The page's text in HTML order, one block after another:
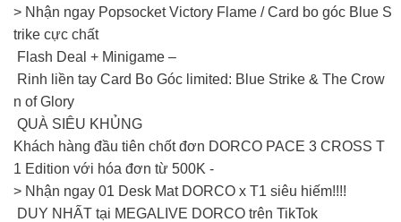
> Nhận ngay Popsocket Victory Flame / Card bo góc Blue S
trike cực chất
Flash Deal + Minigame –
Rinh liền tay Card Bo Góc limited: Blue Strike & The Crow
n of Glory
QUÀ SIÊU KHỦNG
Khách hàng đầu tiên chốt đơn DORCO PACE 3 CROSS T
1 Edition với hóa đơn từ 500K -
> Nhận ngay 01 Desk Mat DORCO x T1 siêu hiếm!!!!
DUY NHẤT tại MEGALIVE DORCO trên TikTok